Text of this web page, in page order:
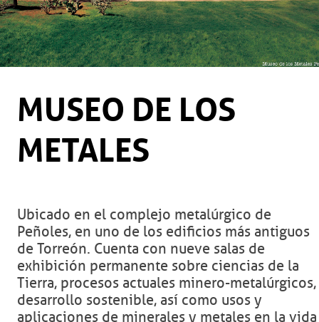
MUSEO DE LOS
METALES
Ubicado en el complejo metalúrgico de
Peñoles, en uno de los edificios más antiguos
de Torreón. Cuenta con nueve salas de
exhibición permanente sobre ciencias de la
Tierra, procesos actuales minero-metalúrgicos,
desarrollo sostenible, así como usos y
aplicaciones de minerales y metales en la vida